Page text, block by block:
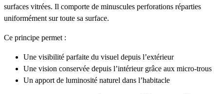
surfaces vitrées. Il comporte de minuscules perforations réparties
uniformément sur toute sa surface.
Ce principe permet :
Une visibilité parfaite du visuel depuis l’extérieur
Une vision conservée depuis l’intérieur grâce aux micro-trous
Un apport de luminosité naturel dans l’habitacle